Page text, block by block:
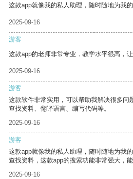
这款app就像我的私人助理，随时随地为我的
2025-09-16
游客
这款app的老师非常专业，教学水平很高，
2025-09-16
游客
这款软件非常实用，可以帮助我解决很多问
查找资料、翻译语言、编写代码等。
2025-09-16
游客
这款app就像我的私人助理，随时随地为我
查找资料，这款app的搜索功能非常强大，
2025-09-16